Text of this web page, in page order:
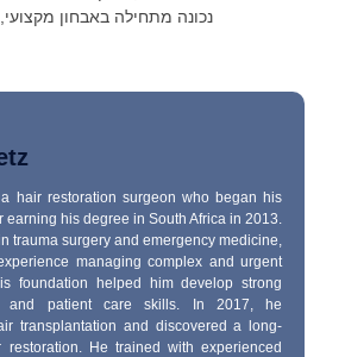
נכונה מתחילה באבחון
hair restoration surgeon who began his
earning his degree in South Africa in 2013.
trauma surgery and emergency medicine,
managing complex and urgent
foundation helped him develop strong
and patient care skills. In 2017, he
transplantation and discovered a long-
He trained with experienced